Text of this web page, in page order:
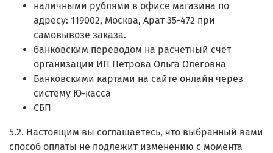
наличными рублями в офисе магазина по
адресу: 119002, Москва, Арат 35-472 при
самовывозе заказа.
банковским переводом на расчетный счет
организации ИП Петрова Ольга Олеговна
Банковскими картами на сайте онлайн через
систему Ю-касса
СБП
5.2. Настоящим вы соглашаетесь, что выбранный вами
способ оплаты не подлежит изменению с момента